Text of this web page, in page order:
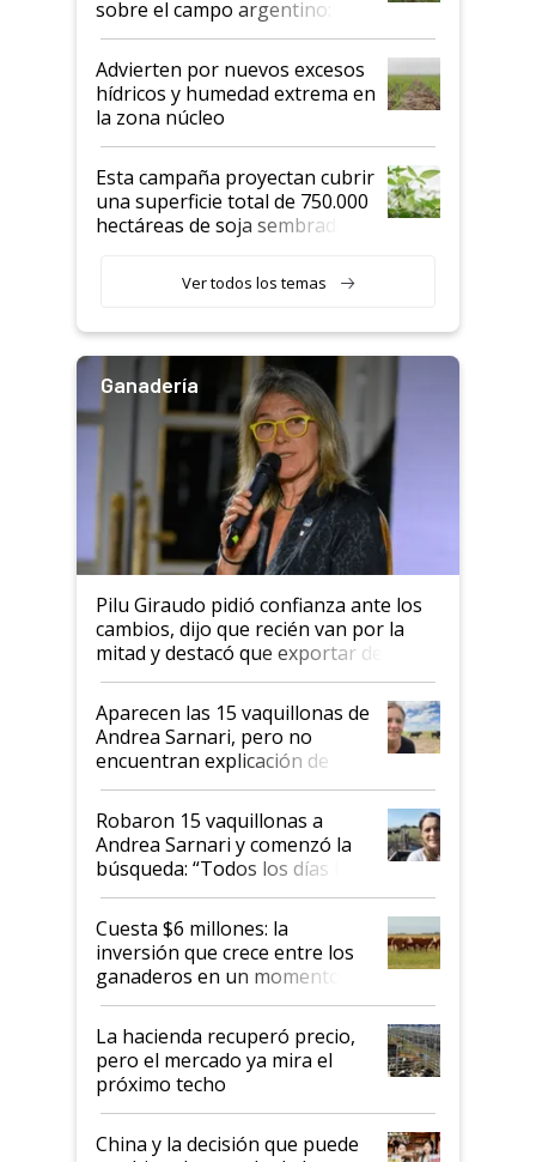
sobre el campo argentino:
"Estoy muy impresionado"
Advierten por nuevos excesos
hídricos y humedad extrema en
la zona núcleo
Esta campaña proyectan cubrir
una superficie total de 750.000
hectáreas de soja sembradas
variedades que marcan un
salto tecnológico en genética y
Ver todos los temas
Ganadería
Pilu Giraudo pidió confianza ante los
cambios, dijo que recién van por la
mitad y destacó que exportar dejó de
ser "para unos pocos": "Tenemos un
mandato muy claro del gobierno
nacional"
Aparecen las 15 vaquillonas de
Andrea Sarnari, pero no
encuentran explicación de
cómo llegaron allí
Robaron 15 vaquillonas a
Andrea Sarnari y comenzó la
búsqueda: “Todos los días le
toca a algún productor”
Cuesta $6 millones: la
inversión que crece entre los
ganaderos en un momento
histórico para la actividad
La hacienda recuperó precio,
pero el mercado ya mira el
próximo techo
China y la decisión que puede